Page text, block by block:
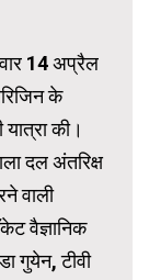
14 अप्रैल
के
की।
दल अंतरिक्ष
वाली
वैज्ञानिक
गुयेन, टीवी